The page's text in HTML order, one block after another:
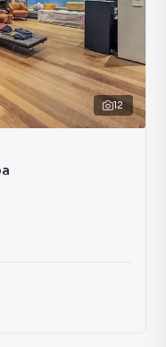
12